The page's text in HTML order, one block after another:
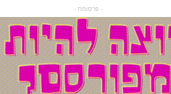
- פרסומת -